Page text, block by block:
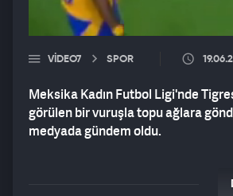
VIDEO7 SPOR
Meksika Kadın Futbol Ligi'nde
görülen bir vuruşla topu ağlara
medyada gündem oldu.